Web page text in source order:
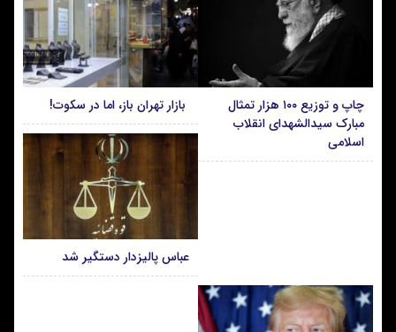
چاپ و توزیع ۱۰۰ هزار تمثال
مبارک سیدالشهدای انقلاب
اسلامی
بازار تهران باز، اما در سکوت!
عباس پالیزدار دستگیر شد